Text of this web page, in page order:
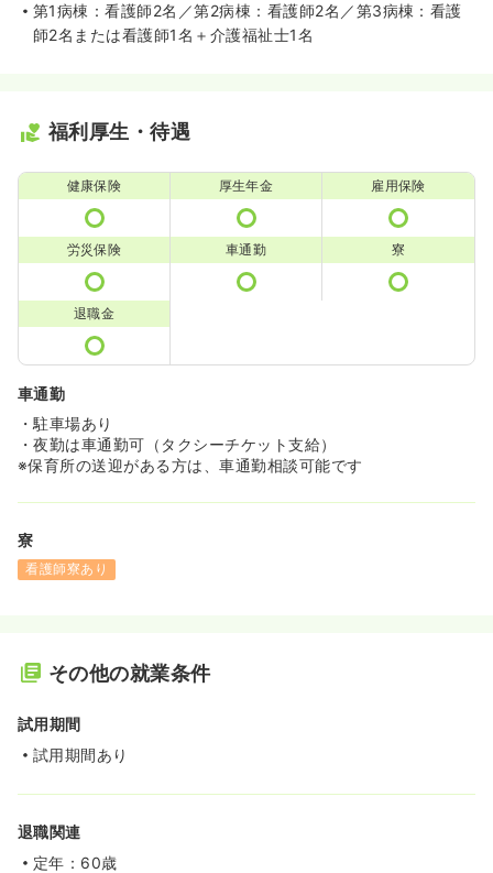
第1病棟：看護師2名／第2病棟：看護師2名／第3病棟：看護
師2名または看護師1名＋介護福祉士1名
福利厚生・待遇
健康保険 厚生年金 雇用保険
労災保険 車通勤 寮
退職金
車通勤
・駐車場あり
・夜勤は車通勤可（タクシーチケット支給）
※保育所の送迎がある方は、車通勤相談可能です
寮
看護師寮あり
その他の就業条件
試用期間
試用期間あり
退職関連
定年：60歳